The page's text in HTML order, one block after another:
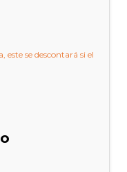
este se descontará si el